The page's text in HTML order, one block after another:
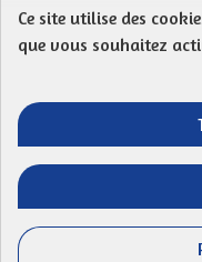
Protection des
(Lien
Ce site utilise des
que vous souhaitez